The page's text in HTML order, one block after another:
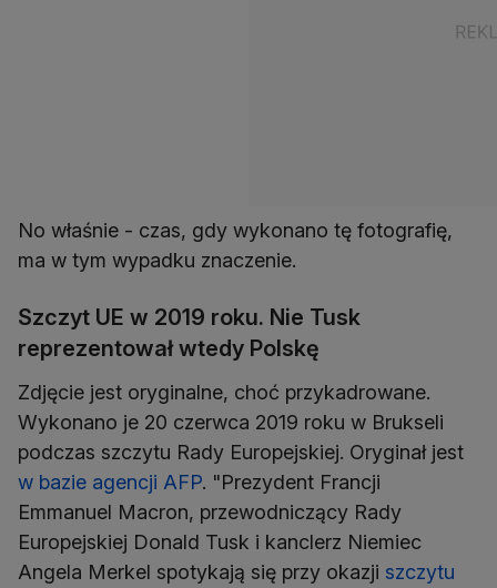
No właśnie - czas, gdy wykonano tę fotografię,
ma w tym wypadku znaczenie.
Szczyt UE w 2019 roku. Nie Tusk
reprezentował wtedy Polskę
Zdjęcie jest oryginalne, choć przykadrowane.
Wykonano je 20 czerwca 2019 roku w Brukseli
podczas szczytu Rady Europejskiej. Oryginał jest
w bazie agencji AFP. "Prezydent Francji
Emmanuel Macron, przewodniczący Rady
Europejskiej Donald Tusk i kanclerz Niemiec
Angela Merkel spotykają się przy okazji szczytu